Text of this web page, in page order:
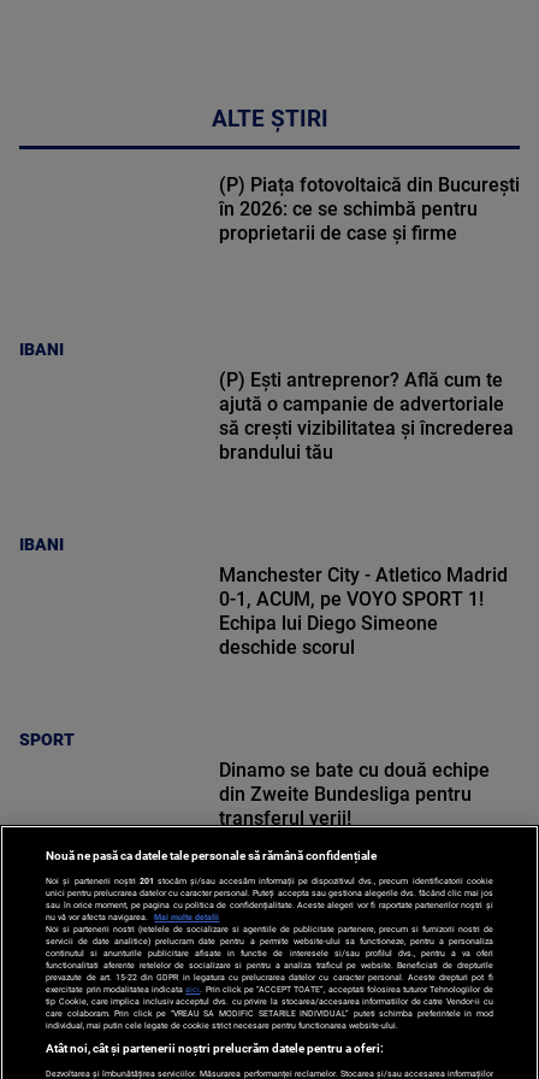
ALTE ȘTIRI
IBANI
(P) Piața fotovoltaică din București
în 2026: ce se schimbă pentru
proprietarii de case și firme
IBANI
(P) Ești antreprenor? Află cum te
ajută o campanie de advertoriale
să crești vizibilitatea și încrederea
brandului tău
SPORT
Manchester City - Atletico Madrid
0-1, ACUM, pe VOYO SPORT 1!
Echipa lui Diego Simeone
deschide scorul
SPORT
Dinamo se bate cu două echipe
din Zweite Bundesliga pentru
transferul verii!
Nouă ne pasă ca datele tale personale să rămână confidențiale
Noi și partenerii noștri 201 stocăm și/sau accesăm informații pe dispozitivul dvs., precum identificatorii cookie
unici pentru prelucrarea datelor cu caracter personal. Puteți accepta sau gestiona alegerile dvs. făcând clic mai jos
sau în orice moment, pe pagina cu politica de confidențialitate. Aceste alegeri vor fi raportate partenerilor noștri și
nu vă vor afecta navigarea.
Mai multe detalii
Noi si partenerii nostri (retelele de socializare si agentiile de publicitate partenere, precum si furnizorii nostri de
servicii de date analitice) prelucram date pentru a permite website-ului sa functioneze, pentru a personaliza
continutul si anunturile publicitare afisate in functie de interesele si/sau profilul dvs., pentru a va oferi
functionalitati aferente retelelor de socializare si pentru a analiza traficul pe website. Beneficiati de drepturile
prevazute de art. 15-22 din GDPR in legatura cu prelucrarea datelor cu caracter personal. Aceste drepturi pot fi
exercitate prin modalitatea indicataaici . Prin click pe “ACCEPT TOATE”, acceptati folosirea tuturor Tehnologiilor de
tip Cookie, care implica inclusiv acceptul dvs. cu privire la stocarea/accesarea informatiilor de catre Vendor-ii cu
care colaboram. Prin click pe “VREAU SA MODIFIC SETARILE INDIVIDUAL” puteti schimba preferintele in mod
individual, mai putin cele legate de cookie strict necesare pentru functionarea website-ului.
Atât noi, cât și partenerii noștri prelucrăm datele pentru a oferi:
Dezvoltarea și îmbunătățirea serviciilor. Măsurarea performanței reclamelor. Stocarea și/sau accesarea informațiilor